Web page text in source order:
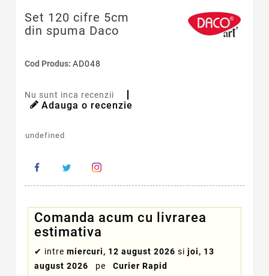
Set 120 cifre 5cm
din spuma Daco
Cod Produs: AD048
Nu sunt inca recenzii
Adauga o recenzie
undefined
Comanda acum cu livrarea
estimativa
✔ intre miercuri, 12 august 2026 si joi, 13
august 2026
pe Curier Rapid